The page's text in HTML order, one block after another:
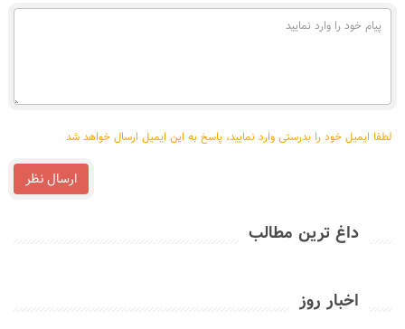
وارد
نمایید
پیام
خود
لطفا ایمیل خود را بدرستی وارد نمایید، پاسخ به این ایمیل ارسال خواهد شد
ارسال نظر
داغ ترین مطالب
اخبار روز